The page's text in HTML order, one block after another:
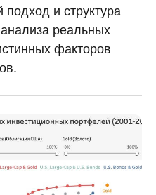
и структура
реальных
факторов